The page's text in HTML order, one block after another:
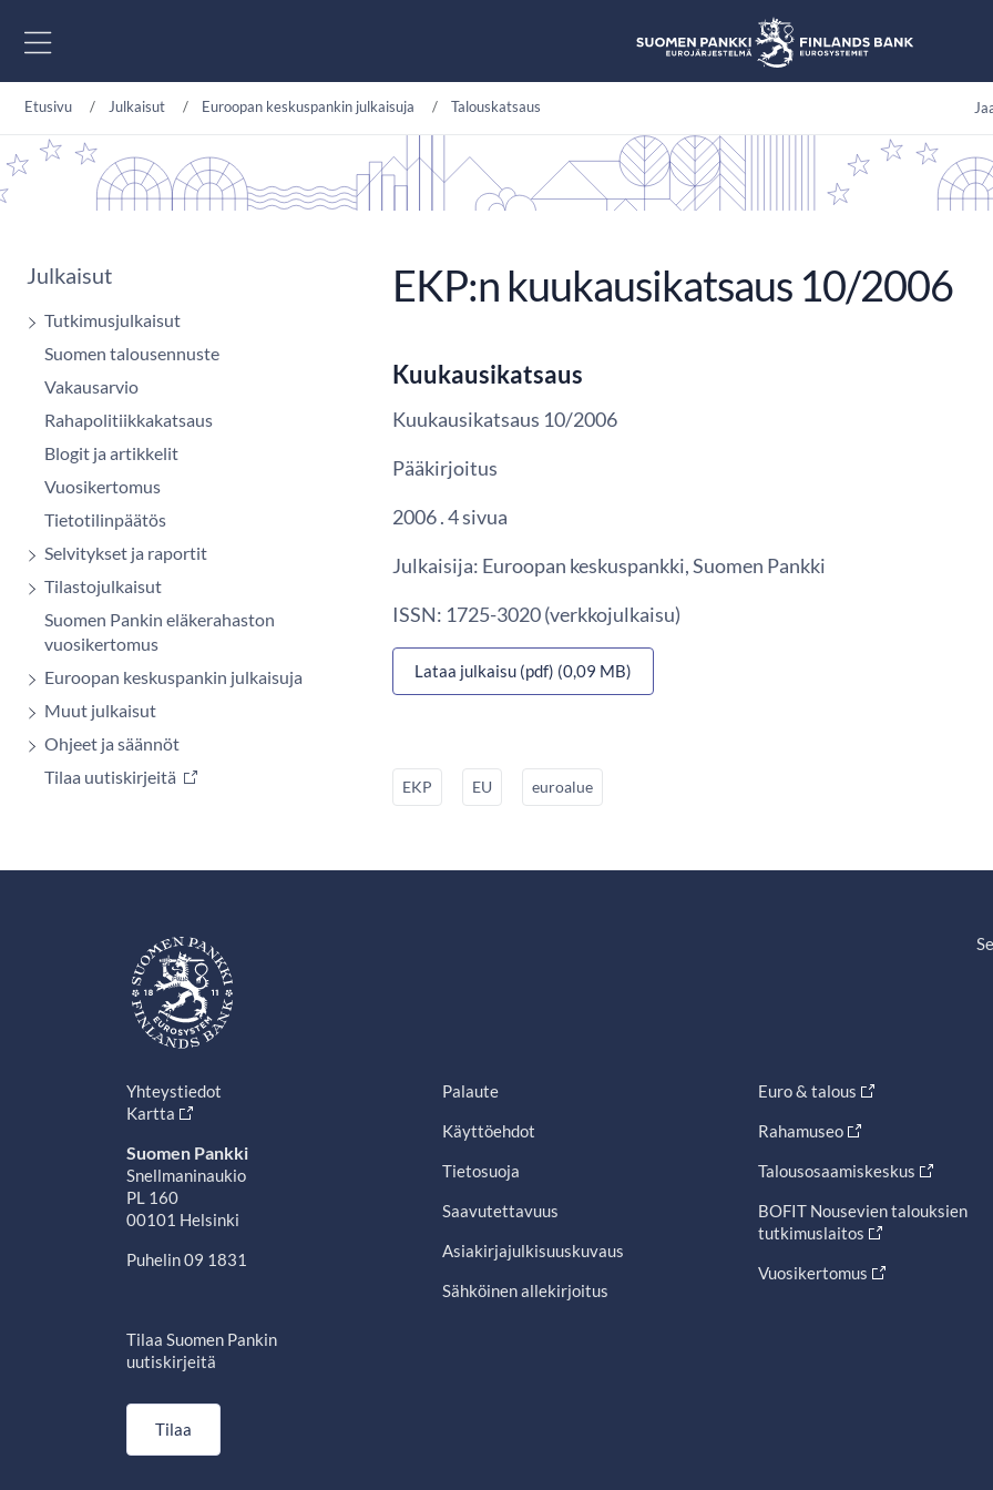
Etusivu Julkaisut Euroopan keskuspankin julkaisuja Talouskatsaus
Julkaisut
Tutkimusjulkaisut
Suomen talousennuste
Vakausarvio
Rahapolitiikkakatsaus
Blogit ja artikkelit
Vuosikertomus
Tietotilinpäätös
Selvitykset ja raportit
Tilastojulkaisut
Suomen Pankin eläkerahaston
vuosikertomus
Euroopan keskuspankin julkaisuja
Muut julkaisut
Ohjeet ja säännöt
Tilaa uutiskirjeitä
EKP:n kuukausikatsaus 10/2006
Kuukausikatsaus
Kuukausikatsaus 10/2006
Pääkirjoitus
2006 . 4 sivua
Julkaisija: Euroopan keskuspankki, Suomen Pankki
ISSN: 1725-3020 (verkkojulkaisu)
Lataa julkaisu (pdf) (0,09 MB)
EKP EU euroalue
Yhteystiedot
Kartta
Suomen Pankki
Snellmaninaukio
PL 160
00101 Helsinki
Puhelin 09 1831
Tilaa Suomen Pankin
uutiskirjeitä
Tilaa
Palaute
Käyttöehdot
Tietosuoja
Saavutettavuus
Asiakirjajulkisuuskuvaus
Sähköinen allekirjoitus
Euro & talous
Rahamuseo
Talousosaamiskeskus
BOFIT Nousevien talouksien
tutkimuslaitos
Vuosikertomus